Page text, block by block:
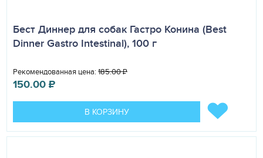
Бест Диннер для собак Гастро Конина (Best
Dinner Gastro Intestinal), 100 г
Рекомендованная цена: 185.00₽
150.00₽
В КОРЗИНУ